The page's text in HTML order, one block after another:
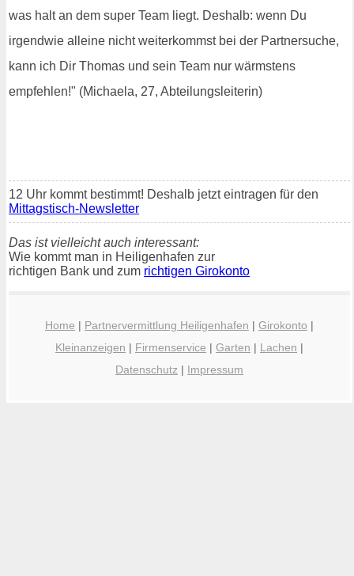
was halt an dem super Team liegt. Deshalb: wenn Du
irgendwie alleine nicht weiterkommst bei der Partnersuche,
kann ich Dir Thomas und sein Team nur wärmstens
empfehlen!" (Michaela, 27, Abteilungsleiterin)
12 Uhr kommt bestimmt! Deshalb jetzt eintragen für den
Mittagstisch-Newsletter
Das ist vielleicht auch interessant:
Wie kommt man in Heiligenhafen zur
richtigen Bank und zum richtigen Girokonto
Home | Partnervermittlung Heiligenhafen | Girokonto |
Kleinanzeigen | Firmenservice | Garten | Lachen |
Datenschutz | Impressum